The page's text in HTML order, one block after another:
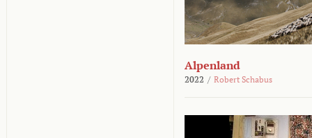
Alpenland
2022 / Robert Schabus